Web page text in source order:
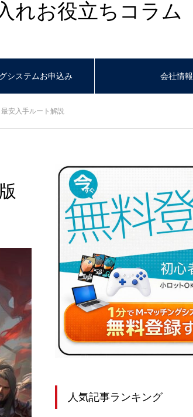
れお役立ちコラム
システムお申込み 会社情報
安入手ルート解説
人気記事ランキング